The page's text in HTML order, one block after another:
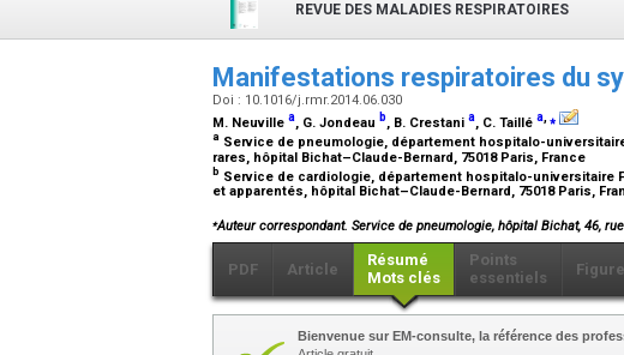
REVUE DES MALADIES RESPIRATOIRES
Manifestations respiratoires du
Doi : 10.1016/j.rmr.2014.06.030
M. Neuville a, G. Jondeau b, B. Crestani a, C. Taillé a,⁎
a Service de pneumologie, département hospitalo-
rares, hôpital Bichat–Claude-Bernard, 75018 Paris, France
b Service de cardiologie, département hospitalo-universitaire
et apparentés, hôpital Bichat–Claude-Bernard, 75018 Paris,
⁎Auteur correspondant. Service de pneumologie, hôpital Bichat, 46,
PDF Article
Résumé
Mots clés
Points
essentiels
Bienvenue sur EM-consulte, la référence des